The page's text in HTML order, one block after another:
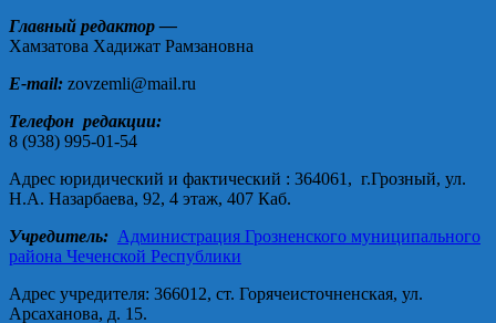
Главный редактор —
Хамзатова Хадижат Рамзановна
E-mail: zovzemli@mail.ru
Телефон редакции:
8 (938) 995-01-54
Адрес юридический и фактический : 364061, г.Грозный, ул.
Н.А. Назарбаева, 92, 4 этаж, 407 Каб.
Учредитель: Администрация Грозненского муниципального
района Чеченской Республики
Адрес учредителя: 366012, ст. Горячеисточненская, ул.
Арсаханова, д. 15.